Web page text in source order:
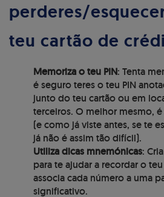
perderes/
teu cartão de
Memoriza o teu PIN: Tenta
é seguro teres o teu PIN
junto do teu cartão ou em
terceiros. O melhor mesmo,
(e como já viste antes, se te
já não é assim tão difícil).
Utiliza dicas mnemónicas:
para te ajudar a recordar o
associa cada número a uma
significativo.